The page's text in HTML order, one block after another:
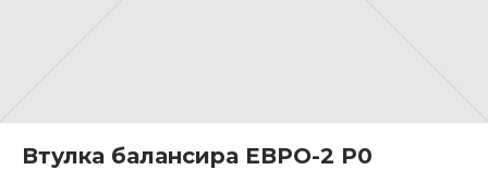
Втулка балансира ЕВРО-2 Р0